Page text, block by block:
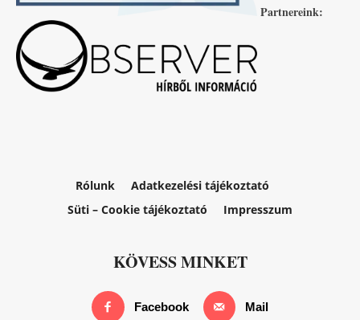
Partnereink:
Rólunk
Adatkezelési tájékoztató
Süti – Cookie tájékoztató
Impresszum
KÖVESS MINKET
Facebook Mail